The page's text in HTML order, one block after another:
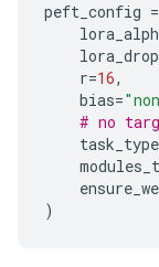
peft_config =
r=16,
bias=
# no
task_type
)